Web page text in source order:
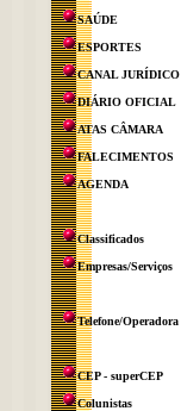
SAÚDE
ESPORTES
CANAL JURÍDICO
DIÁRIO OFICIAL
ATAS CÂMARA
FALECIMENTOS
AGENDA
Classificados
Empresas/Serviços
Telefone/Operadora
CEP - superCEP
Colunistas